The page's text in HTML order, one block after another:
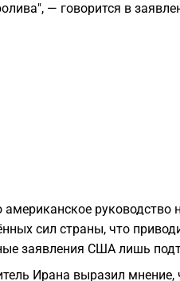
— говорится в
руководство
сил страны, что
заявления США лишь
Ирана выразил